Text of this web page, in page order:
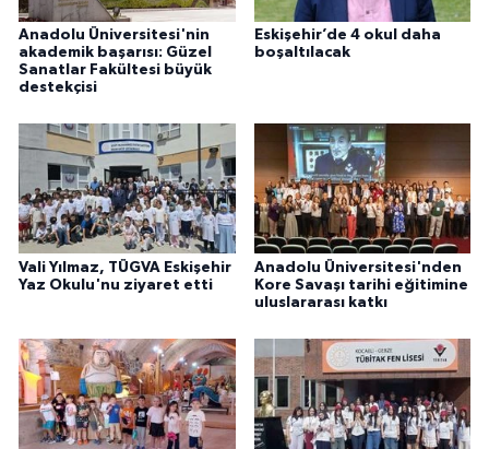
Anadolu Üniversitesi'nin
akademik başarısı: Güzel
Sanatlar Fakültesi büyük
destekçisi
Eskişehir’de 4 okul daha
boşaltılacak
Vali Yılmaz, TÜGVA Eskişehir
Yaz Okulu'nu ziyaret etti
Anadolu Üniversitesi'nden
Kore Savaşı tarihi eğitimine
uluslararası katkı